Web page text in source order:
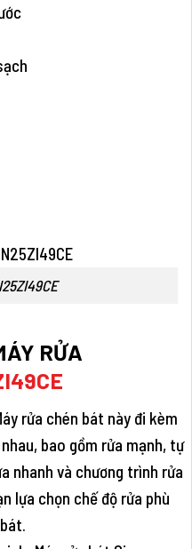
RỬA
rửa chén bát này đi kèm
bao gồm rửa mạnh, tự
nhanh và chương trình rửa
lựa chọn chế độ rửa phù